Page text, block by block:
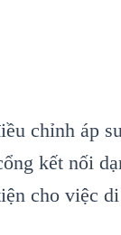
chỉnh áp
kết nối
cho việc